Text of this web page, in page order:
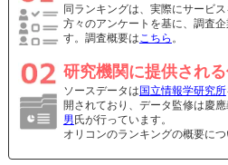
同ランキングは、実際にサービ
方々のアンケートを基に、調査
す。調査概要はこちら 。
研究機関に提供され
ソースデータは 国立情報学研究所
開されており、データ監修は慶
男 氏が行っています。
オリコンのランキングの概要に